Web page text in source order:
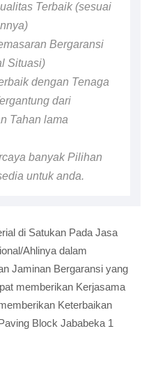
Terbaik (sesuai
Bergaransi
Situasi)
dengan Tenaga
dari
Tahan lama
banyak Pilihan
untuk anda.
di Satukan Pada Jasa
Ahlinya dalam
Jaminan Bergaransi yang
memberikan Kerjasama
Keterbaikan
Block Jababeka 1